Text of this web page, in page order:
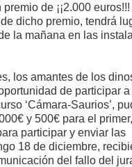
de ¡¡2.000 euros!!!
dicho premio, tendrá
la mañana en las
los amantes de los
de participar
‘Cámara-Saurios’,
y 500€ para el
participar y enviar las
18 de diciembre,
del fallo del